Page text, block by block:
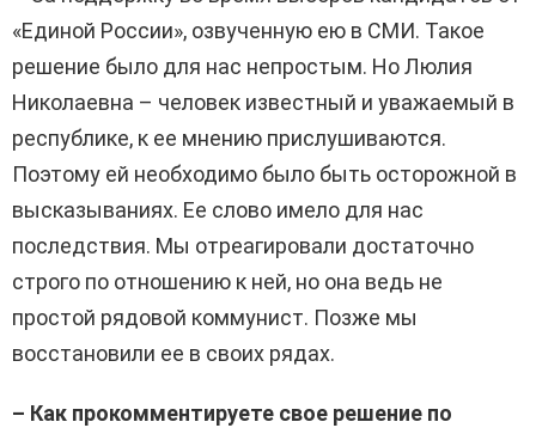
«Единой России», озвученную ею в СМИ. Такое
решение было для нас непростым. Но Люлия
Николаевна – человек известный и уважаемый в
республике, к ее мнению прислушиваются.
Поэтому ей необходимо было быть осторожной в
высказываниях. Ее слово имело для нас
последствия. Мы отреагировали достаточно
строго по отношению к ней, но она ведь не
простой рядовой коммунист. Позже мы
восстановили ее в своих рядах.
– Как прокомментируете свое решение по